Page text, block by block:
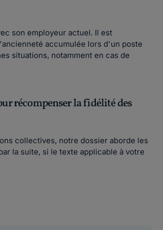
son employeur actuel. Il est
accumulée lors d'un poste
situations, notamment en cas de
récompenser la fidélité des
collectives, notre dossier aborde les
la suite, si le texte applicable à votre